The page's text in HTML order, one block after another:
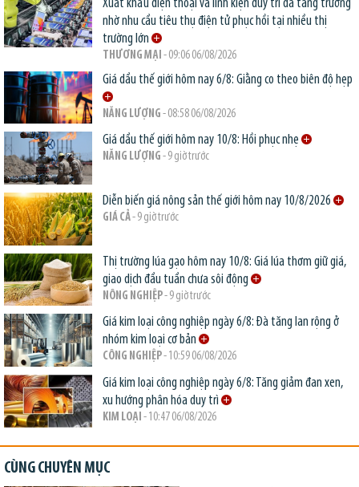
Xuất khẩu điện thoại và linh kiện duy trì đà tăng trưởng
nhờ nhu cầu tiêu thụ điện tử phục hồi tại nhiều thị
trường lớn
THƯƠNG MẠI - 09:06 06/08/2026
Giá dầu thế giới hôm nay 6/8: Giằng co theo biên độ hẹp
NĂNG LƯỢNG - 08:58 06/08/2026
Giá dầu thế giới hôm nay 10/8: Hồi phục nhẹ
NĂNG LƯỢNG - 9 giờ trước
Diễn biến giá nông sản thế giới hôm nay 10/8/2026
GIÁ CẢ- 9 giờ trước
Thị trường lúa gạo hôm nay 10/8: Giá lúa thơm giữ giá,
giao dịch đầu tuần chưa sôi động
NÔNG NGHIỆP- 9 giờ trước
Giá kim loại công nghiệp ngày 6/8: Đà tăng lan rộng ở
nhóm kim loại cơ bản
CÔNG NGHIỆP- 10:59 06/08/2026
Giá kim loại công nghiệp ngày 6/8: Tăng giảm đan xen,
xu hướng phân hóa duy trì
KIM LOẠI - 10:47 06/08/2026
CÙNG CHUYÊN MỤC